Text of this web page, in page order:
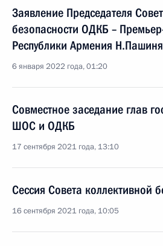
Заявление Председателя
безопасности ОДКБ –
Республики Армения
6 января 2022 года, 01:20
Совместное заседание глав
ШОС и ОДКБ
17 сентября 2021 года, 13:10
Сессия Совета коллективной
16 сентября 2021 года, 10:05